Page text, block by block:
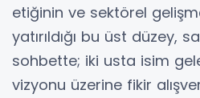
etiğinin ve sektörel
yatırıldığı bu üst düzey,
sohbette; iki usta isim
vizyonu üzerine fikir